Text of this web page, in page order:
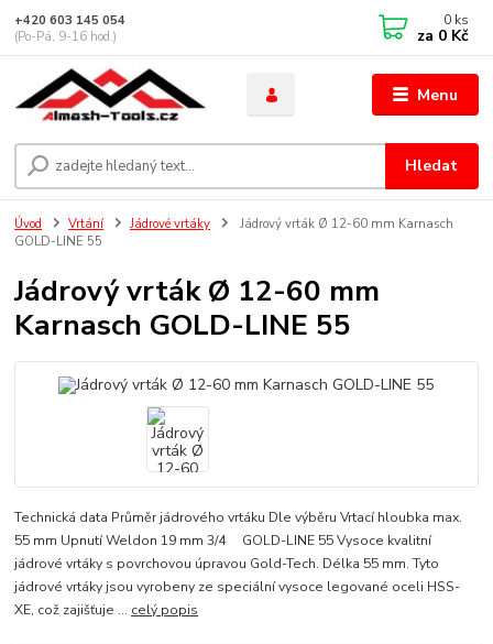
Menu
Hledat
+420 603 145 054
(Po-Pá, 9-16 hod.)
0 ks
za 0 Kč
Úvod Vrtání Jádrové vrtáky
Jádrový vrták Ø 12-60 mm Karnasch
GOLD-LINE 55
Jádrový vrták Ø 12-60 mm
Karnasch GOLD-LINE 55
Technická data Průměr jádrového vrtáku Dle výběru Vrtací hloubka max.
55 mm Upnutí Weldon 19 mm 3/4 GOLD-LINE 55 Vysoce kvalitní
jádrové vrtáky s povrchovou úpravou Gold-Tech. Délka 55 mm. Tyto
jádrové vrtáky jsou vyrobeny ze speciální vysoce legované oceli HSS-
XE, což zajišťuje ... celý popis